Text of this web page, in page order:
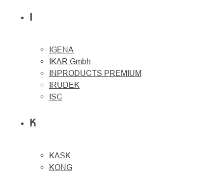
I
IGENA
IKAR Gmbh
INPRODUCTS PREMIUM
IRUDEK
ISC
K
KASK
KONG